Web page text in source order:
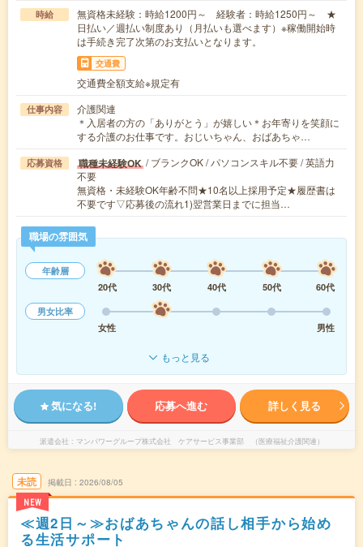
時給
無資格未経験：時給1200円～ 経験者：時給1250円～ ★
日払い／週払い制度あり（月払いも選べます）※稼働開始時
は手続き完了次第のお支払いとなります。
交通費
交通費全額支給※規定有
仕事内容
介護関連
＊入居者の方の「ありがとう」が嬉しい＊お年寄りを笑顔に
する介護のお仕事です。おじいちゃん、おばあちゃ…
応募資格 職種未経験OK / ブランクOK / パソコンスキル不要 / 英語力
不要
無資格・未経験OK年齢不問★10名以上採用予定★履歴書は
不要です▽応募後の流れ1)翌営業日までに担当…
職場の雰囲気
年齢層
20代
30代 40代 50代
60代
男女比率
女性
男性
もっと見る
気になる! 応募へ進む 詳しく見る
派遣会社 マンパワーグループ株式会社 ケアサービス事業部 （医療福祉介護関連）
未読
NEW
掲載日 2026/08/05
≪週2日～≫おばあちゃんの話し相手から始め
る生活サポート